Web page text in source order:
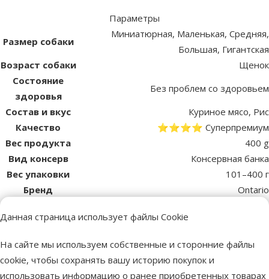
Данная страница использует файлы Cookie
На сайте мы используем собственные и сторонние файлы
cookie, чтобы сохранять вашу историю покупок и
использовать информацию о ранее приобретенных товарах
Параметры
Размер собаки
Миниатюрная, Маленькая, Средняя,
Большая, Гигантская
Возраст собаки
Щенок
Состояние
здоровья
Без проблем со здоровьем
Состав и вкус
Куриное мясо, Рис
Качество
⭐⭐⭐⭐ Суперпремиум
Вес продукта
400 g
Вид консерв
Консервная банка
Вес упаковки
101–400 г
Бренд
Ontario
каталоге
Лучшее для твоего питомца